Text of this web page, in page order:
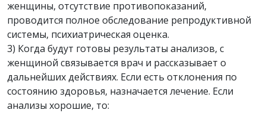
женщины, отсутствие противопоказаний,
проводится полное обследование репродуктивной
системы, психиатрическая оценка.
3) Когда будут готовы результаты анализов, с
женщиной связывается врач и рассказывает о
дальнейших действиях. Если есть отклонения по
состоянию здоровья, назначается лечение. Если
анализы хорошие, то: